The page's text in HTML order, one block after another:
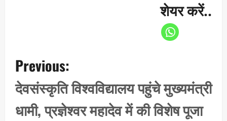
शेयर करें..
o
s
t
n
Previous:
देवसंस्कृति विश्वविद्यालय पहुंचे मुख्यमंत्री
धामी, प्रज्ञेश्वर महादेव में की विशेष पूजा